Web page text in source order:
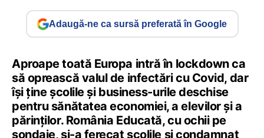
Adaugă-ne ca sursă preferată în Google
Aproape toată Europa intră în lockdown ca
să oprească valul de infectări cu Covid, dar
își ține școlile și business-urile deschise
pentru sănătatea economiei, a elevilor și a
părinților. România Educată, cu ochii pe
sondaje, și-a ferecat școlile și condamnat